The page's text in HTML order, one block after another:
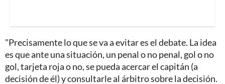
"Precisamente lo que se va a evitar es el debate. La idea
es que ante una situación, un penal o no penal, gol o no
gol, tarjeta roja o no, se pueda acercar el capitán (a
decisión de él) y consultarle al árbitro sobre la decisión.